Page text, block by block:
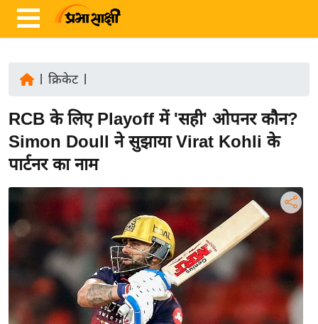
ज़ा
ख
र
ष्ट्री
य
र्रा
ष्ट्री
क्रिकेट|
RCB के लिए Playoff में 'सही' ओपनर कौन?
Simon Doull ने सुझाया Virat Kohli के
पार्टनर का नाम